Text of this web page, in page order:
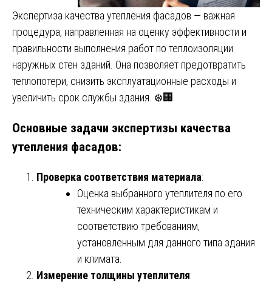
Экспертиза качества утепления фасадов — важная
процедура, направленная на оценку эффективности и
правильности выполнения работ по теплоизоляции
наружных стен зданий. Она позволяет предотвратить
теплопотери, снизить эксплуатационные расходы и
увеличить срок службы здания. ❄️🏢
Основные задачи экспертизы качества
утепления фасадов:
Проверка соответствия материала:
Оценка выбранного утеплителя по его
техническим характеристикам и
соответствию требованиям,
установленным для данного типа здания
и климата.
Измерение толщины утеплителя: